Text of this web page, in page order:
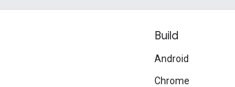
Build
Android
Chrome